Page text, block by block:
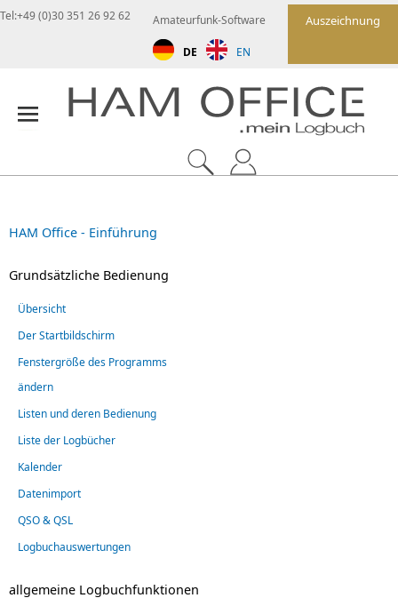
Auszeichnung
Amateurfunk-Software
DE EN
Tel:+49 (0)30 351 26 92 62
HAM Office - Einführung
Grundsätzliche Bedienung
Übersicht
Der Startbildschirm
Fenstergröße des Programms
ändern
Listen und deren Bedienung
Liste der Logbücher
Kalender
Datenimport
QSO & QSL
Logbuchauswertungen
allgemeine Logbuchfunktionen